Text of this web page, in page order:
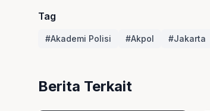
Tag
#Akademi Polisi #Akpol #Jakarta
Berita Terkait